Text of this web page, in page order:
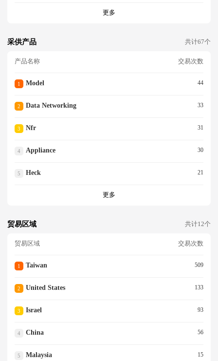
更多
采供产品 共计67个
产品名称 交易次数
1 Model 44
2 Data Networking 33
3 Nfr 31
4 Appliance 30
5 Heck 21
更多
贸易区域 共计12个
贸易区域 交易次数
1 Taiwan 509
2 United States 133
3 Israel 93
4 China 56
5 Malaysia 15